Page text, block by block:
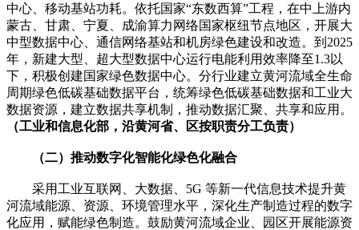
中心、移动基站功耗。依托国家“东数西算”工程，在中上游内
蒙古、甘肃、宁夏、成渝算力网络国家枢纽节点地区，开展大
中型数据中心、通信网络基站和机房绿色建设和改造。到2025
年，新建大型、超大型数据中心运行电能利用效率降至1.3以
下，积极创建国家绿色数据中心。分行业建立黄河流域全生命
周期绿色低碳基础数据平台，统筹绿色低碳基础数据和工业大
数据资源，建立数据共享机制，推动数据汇聚、共享和应用。
（工业和信息化部，沿黄河省、区按职责分工负责）
（二）推动数字化智能化绿色化融合
采用工业互联网、大数据、5G 等新一代信息技术提升黄
河流域能源、资源、环境管理水平，深化生产制造过程的数字
化应用，赋能绿色制造。鼓励黄河流域企业、园区开展能源资